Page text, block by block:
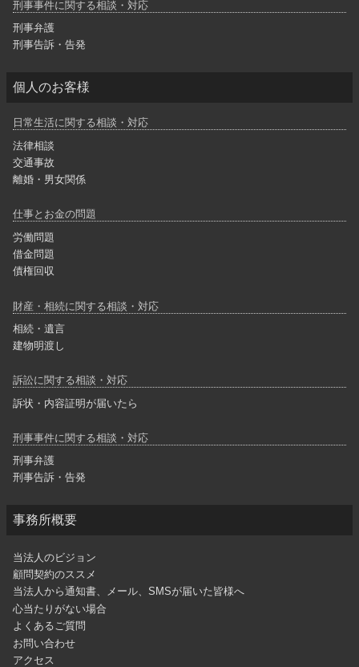
刑事事件に関する相談・対応
刑事弁護
刑事告訴・告発
個人のお客様
日常生活に関する相談・対応
法律相談
交通事故
離婚・男女関係
仕事とお金の問題
労働問題
借金問題
債権回収
財産・相続に関する相談・対応
相続・遺言
建物明渡し
訴訟に関する相談・対応
訴状・内容証明が届いたら
刑事事件に関する相談・対応
刑事弁護
刑事告訴・告発
事務所概要
当法人のビジョン
顧問契約のススメ
当法人から通知書、メール、SMSが届いた皆様へ
心当たりがない場合
よくあるご質問
お問い合わせ
アクセス